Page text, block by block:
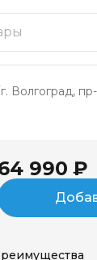
г. Волгоград,
990 ₽